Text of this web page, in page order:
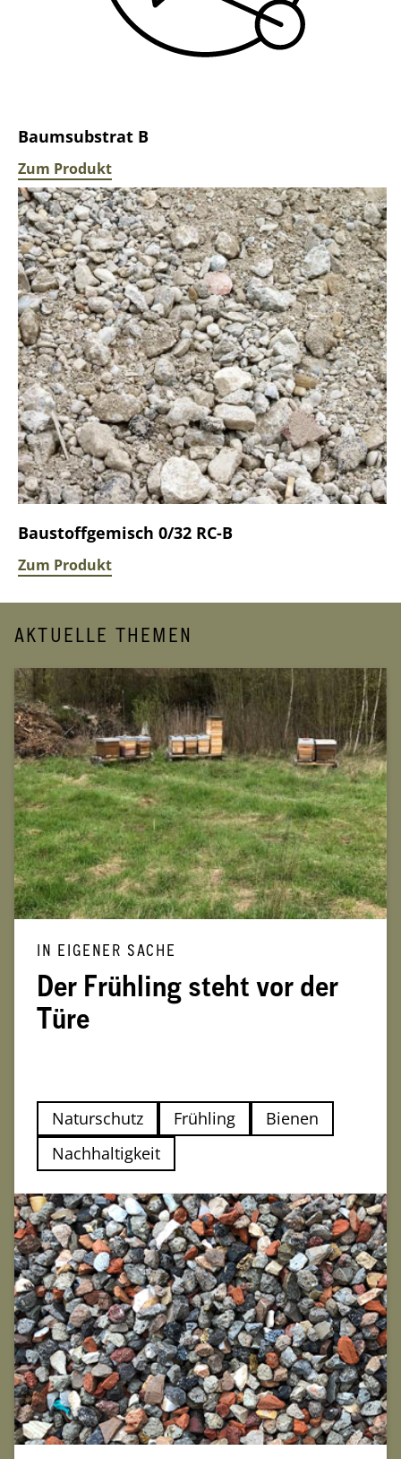
Baumsubstrat B
Zum Produkt
Baustoffgemisch 0/32 RC-B
Zum Produkt
AKTUELLE THEMEN
IN EIGENER SACHE
Der Frühling steht vor der
Türe
Naturschutz Frühling
Bienen
Nachhaltigkeit